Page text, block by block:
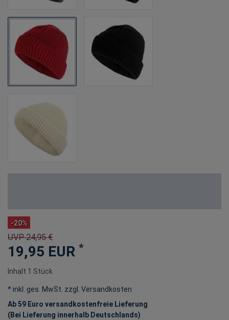
-20%
UVP 24,95 €
19,95 EUR *
Inhalt 1 Stück
* inkl. ges. MwSt. zzgl.
Versandkosten
Ab 59 Euro versandkostenfreie Lieferung
(Bei Lieferung innerhalb Deutschlands)